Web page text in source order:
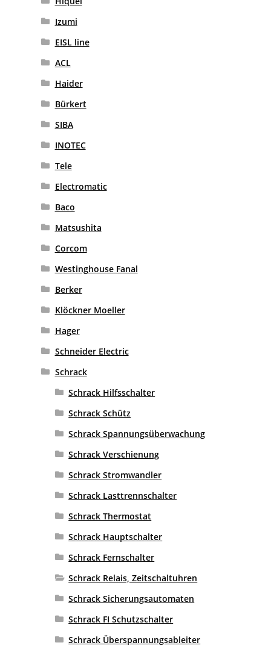
Izumi
EISL line
ACL
Haider
Bürkert
SIBA
INOTEC
Tele
Electromatic
Baco
Matsushita
Corcom
Westinghouse Fanal
Berker
Klöckner Moeller
Hager
Schneider Electric
Schrack
Schrack Hilfsschalter
Schrack Schütz
Schrack Spannungsüberwachung
Schrack Verschienung
Schrack Stromwandler
Schrack Lasttrennschalter
Schrack Thermostat
Schrack Hauptschalter
Schrack Fernschalter
Schrack Relais, Zeitschaltuhren
Schrack Sicherungsautomaten
Schrack FI Schutzschalter
Schrack Überspannungsableiter